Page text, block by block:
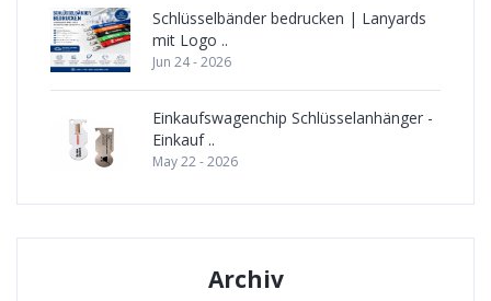
Schlüsselbänder bedrucken | Lanyards
mit Logo ..
Jun 24 - 2026
Einkaufswagenchip Schlüsselanhänger -
Einkauf ..
May 22 - 2026
Archiv